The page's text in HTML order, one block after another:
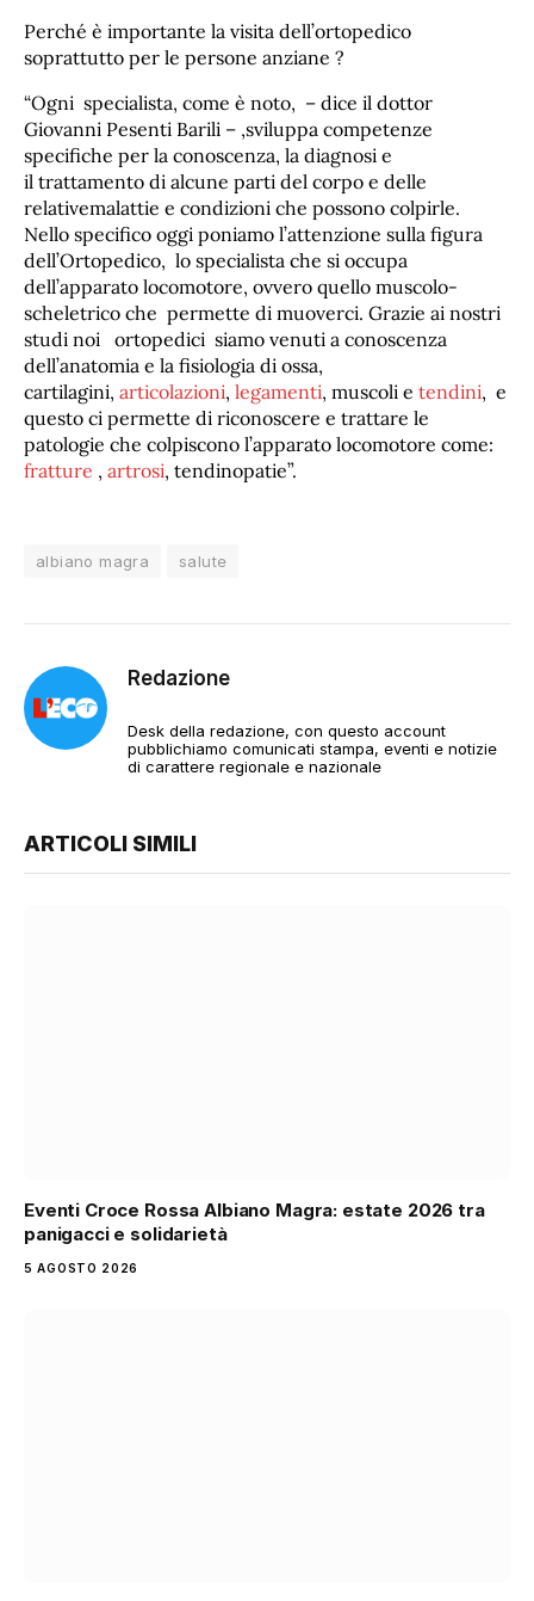
Perché è importante la visita dell’ortopedico
soprattutto per le persone anziane ?
“Ogni specialista, come è noto, – dice il dottor
Giovanni Pesenti Barili – ,sviluppa competenze
specifiche per la conoscenza, la diagnosi e
il trattamento di alcune parti del corpo e delle
relativemalattie e condizioni che possono colpirle.
Nello specifico oggi poniamo l’attenzione sulla figura
dell’Ortopedico, lo specialista che si occupa
dell’apparato locomotore, ovvero quello muscolo-
scheletrico che permette di muoverci. Grazie ai nostri
studi noi ortopedici siamo venuti a conoscenza
dell’anatomia e la fisiologia di ossa,
cartilagini, articolazioni, legamenti, muscoli e tendini, e
questo ci permette di riconoscere e trattare le
patologie che colpiscono l’apparato locomotore come:
fratture , artrosi, tendinopatie”.
albiano magra salute
Redazione
Desk della redazione, con questo account
pubblichiamo comunicati stampa, eventi e notizie
di carattere regionale e nazionale
ARTICOLI SIMILI
Eventi Croce Rossa Albiano Magra: estate 2026 tra
panigacci e solidarietà
5 AGOSTO 2026